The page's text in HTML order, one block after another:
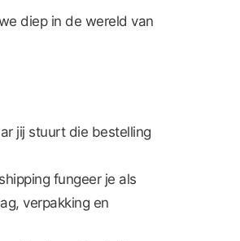
diep in de wereld van
jij stuurt die bestelling
fungeer je als
verpakking en